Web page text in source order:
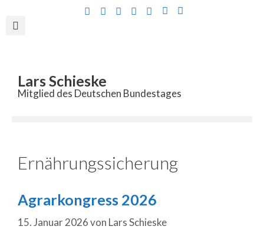
Lars Schieske
Mitglied des Deutschen Bundestages
Ernährungssicherung
Agrarkongress 2026
15. Januar 2026von Lars Schieske